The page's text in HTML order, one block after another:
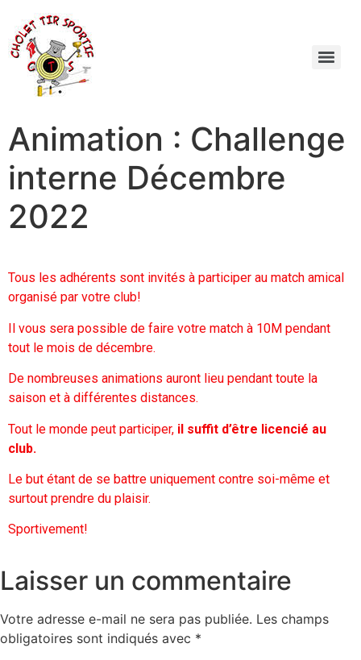
Animation : Challenge
interne Décembre
2022
Tous les adhérents sont invités à participer au match amical
organisé par votre club!
Il vous sera possible de faire votre match à 10M pendant
tout le mois de décembre.
De nombreuses animations auront lieu pendant toute la
saison et à différentes distances.
Tout le monde peut participer, il suffit d’être licencié au
club.
Le but étant de se battre uniquement contre soi-même et
surtout prendre du plaisir.
Sportivement!
Laisser un commentaire
Votre adresse e-mail ne sera pas publiée. Les champs
obligatoires sont indiqués avec *